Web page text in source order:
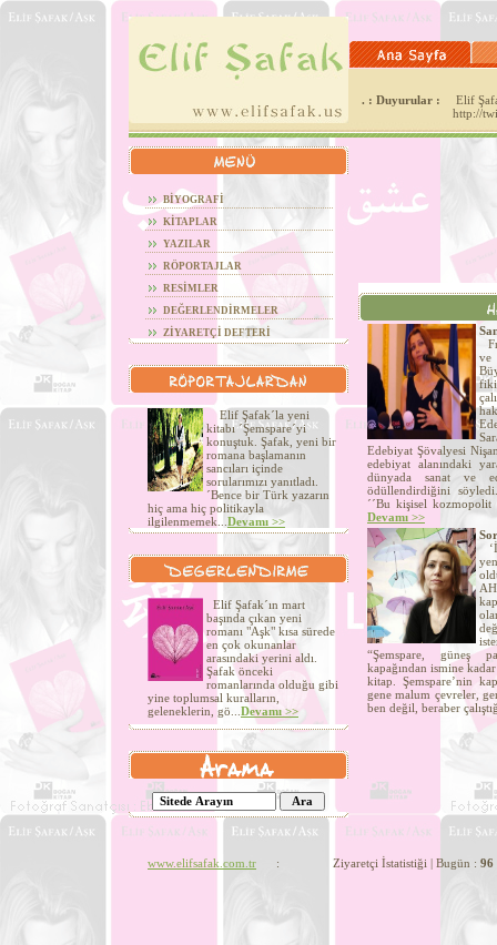
. : Duyurular :
Elif
http://
BİYOGRAFİ
KİTAPLAR
YAZILAR
RÖPORTAJLAR
RESİMLER
DEĞERLENDİRMELER
ZİYARETÇİ DEFTERİ
Elif Şafak´la yeni
kitabı ´Şemspare´yi
konuştuk. Şafak, yeni bir
romana başlamanın
sancıları içinde
sorularımızı yanıtladı.
´Bence bir Türk yazarın
hiç ama hiç politikayla
ilgilenmemek... Devamı >>
Elif Şafak´ın mart
başında çıkan yeni
romanı "Aşk" kısa sürede
en çok okunanlar
arasındaki yerini aldı.
Şafak önceki
romanlarında olduğu gibi
yine toplumsal kuralların,
geleneklerin, gö... Devamı >>
ve
Edebiyat Şövalyesi
edebiyat alanındaki
dünyada sanat ve
ödüllendirdiğini
´´Bu kişisel
Devamı >>
“Şemspare, güneş
kapağından ismine
kitap. Şemspare’nin
gene malum çevreler,
ben değil, beraber
www.elifsafak.com.tr : Ziyaretçi İstatistiği | Bugün : 96